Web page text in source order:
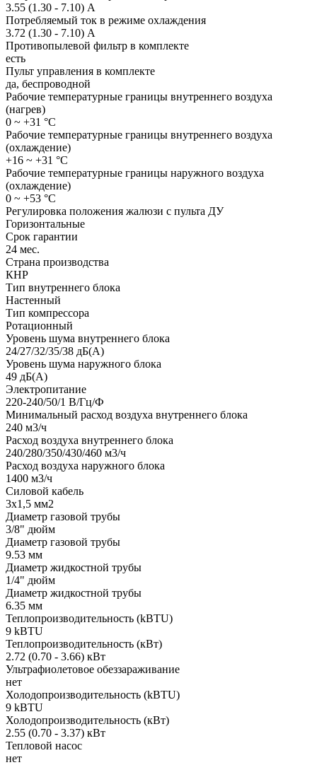
3.55 (1.30 - 7.10) А
Потребляемый ток в режиме охлаждения
3.72 (1.30 - 7.10) А
Противопылевой фильтр в комплекте
есть
Пульт управления в комплекте
да, беспроводной
Рабочие температурные границы внутреннего воздуха
(нагрев)
0 ~ +31 °C
Рабочие температурные границы внутреннего воздуха
(охлаждение)
+16 ~ +31 °C
Рабочие температурные границы наружного воздуха
(охлаждение)
0 ~ +53 °C
Регулировка положения жалюзи с пульта ДУ
Горизонтальные
Срок гарантии
24 мес.
Страна производства
КНР
Тип внутреннего блока
Настенный
Тип компрессора
Ротационный
Уровень шума внутреннего блока
24/27/32/35/38 дБ(А)
Уровень шума наружного блока
49 дБ(А)
Электропитание
220-240/50/1 В/Гц/Ф
Минимальный расход воздуха внутреннего блока
240 м3/ч
Расход воздуха внутреннего блока
240/280/350/430/460 м3/ч
Расход воздуха наружного блока
1400 м3/ч
Силовой кабель
3x1,5 мм2
Диаметр газовой трубы
3/8" дюйм
Диаметр газовой трубы
9.53 мм
Диаметр жидкостной трубы
1/4" дюйм
Диаметр жидкостной трубы
6.35 мм
Теплопроизводительность (kBTU)
9 kBTU
Теплопроизводительность (кВт)
2.72 (0.70 - 3.66) кВт
Ультрафиолетовое обеззараживание
нет
Холодопроизводительность (kBTU)
9 kBTU
Холодопроизводительность (кВт)
2.55 (0.70 - 3.37) кВт
Тепловой насос
нет